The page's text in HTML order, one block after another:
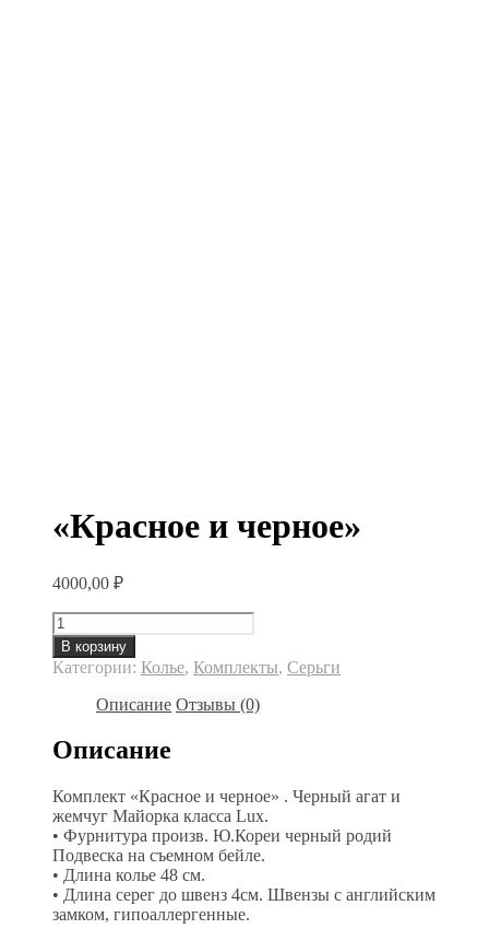
«Красное и черное»
4000,00 ₽
Количество
товара
"Красное
и
черное"
В корзину
Категории: Колье, Комплекты, Серьги
Описание Отзывы (0)
Описание
Комплект «Красное и черное» . Черный агат и
жемчуг Майорка класса Lux.
• Фурнитура произв. Ю.Кореи черный родий
Подвеска на съемном бейле.
• Длина колье 48 см.
• Длина серег до швенз 4см. Швензы с английским
замком, гипоаллергенные.